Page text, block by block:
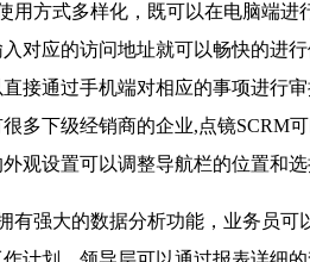
方式多样化，既可以在电脑端进
对应的访问地址就可以畅快的进
接通过手机端对相应的事项进行
多下级经销商的企业,点镜SCRM
观设置可以调整导航栏的位置和
强大的数据分析功能，业务员可